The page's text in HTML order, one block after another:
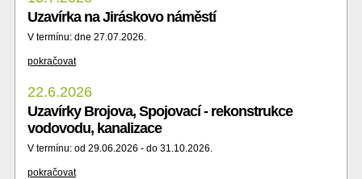
Uzavírka na Jiráskovo náměstí
V termínu: dne 27.07.2026.
pokračovat
22.6.2026
Uzavírky Brojova, Spojovací - rekonstrukce
vodovodu, kanalizace
V termínu: od 29.06.2026 - do 31.10.2026.
pokračovat